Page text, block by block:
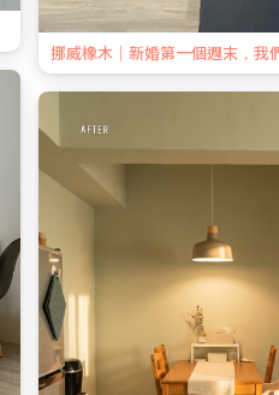
挪威橡木｜新婚第一個週末，我